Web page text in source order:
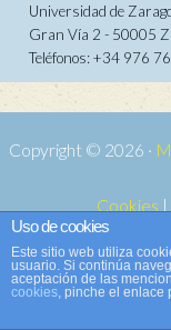
Universidad de
Gran Vía 2 - 50005
Teléfonos: +34 976
Copyright © 2026 ·
Cookies |
Copyright © 2026 ·
Uso de cookies
Este sitio web utiliza
usuario. Si continúa
aceptación de las
cookies, pinche el enlace